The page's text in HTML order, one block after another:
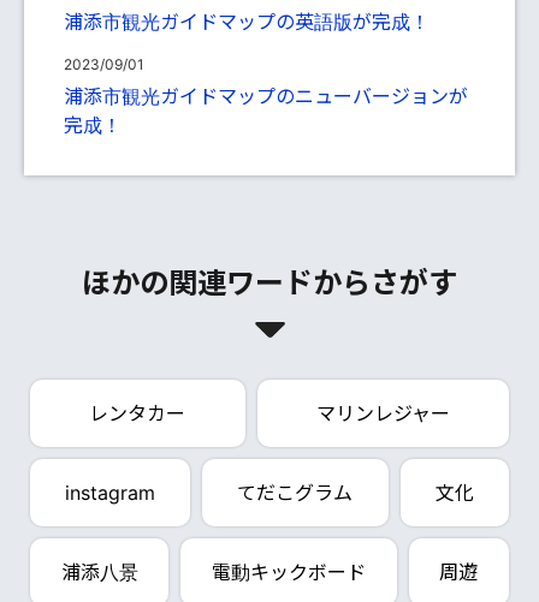
浦添市観光ガイドマップの英語版が完成！
2023/09/01
浦添市観光ガイドマップのニューバージョンが
完成！
ほかの関連ワードからさがす
レンタカー マリンレジャー
instagram てだこグラム 文化
浦添八景 電動キックボード 周遊